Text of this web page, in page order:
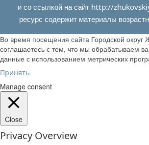
и со ссылкой на сайт http://
ресурс содержит материалы
Во время посещения сайта Городской округ
соглашаетесь с тем, что мы обрабатываем
данные с использованием метрических
Принять
Manage consent
Close
Privacy Overview